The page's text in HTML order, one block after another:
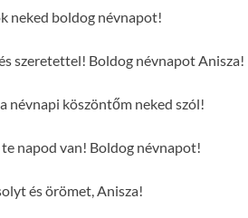
neked boldog névnapot!
szeretettel! Boldog névnapot Anisza!
névnapi köszöntőm neked szól!
napod van! Boldog névnapot!
és örömet, Anisza!